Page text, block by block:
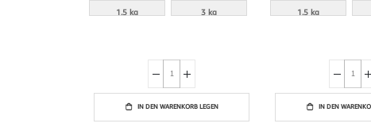
1.5 kg
3 kg
IN DEN WARENKORB LEGEN
1.5 kg
IN DEN